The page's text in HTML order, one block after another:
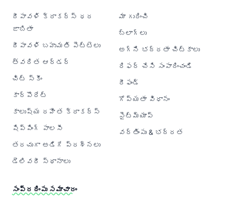
దీపావళి క్రాకర్‌స్ ధర
జాబితా
దీపావళి బహుమతి పెట్టెలు
త్వరిత ఆర్డర్
చిట్ స్కీం
కార్పొరేట్
కాలుష్య రహిత క్రాకర్‌స్
షిప్పింగ్ పాలసీ
తరచుగా అడిగే ప్రశ్నలు
డెలివరీ స్థానాలు
మా గురించి
బ్లాగ్‌లు
అగ్ని భద్రతా చిట్కాలు
రిఫర్ చేసి సంపాదించండి
రీఫండ్
గోప్యతా విధానం
సైట్‌మ్యాప్
వర్తింపు & భద్రత
సంప్రదింపు సమాచారం